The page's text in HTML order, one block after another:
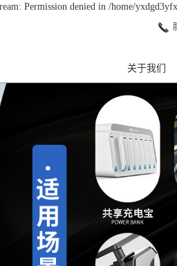
Permission denied in /home/
关于我们
公司简介
组织架构
资质荣誉